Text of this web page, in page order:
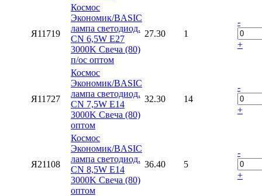
Я11719
Космос
Экономик/BASIC
лампа светодиод.
CN 6,5W E27
3000K Свеча (80)
п/ос оптом
27.30 1
-
+
Я11727
Космос
Экономик/BASIC
лампа светодиод.
CN 7,5W E14
3000K Свеча (80)
оптом
32.30 14
-
+
Я21108
Космос
Экономик/BASIC
лампа светодиод.
CN 8,5W E14
3000K Свеча (80)
оптом
36.40 5
-
+